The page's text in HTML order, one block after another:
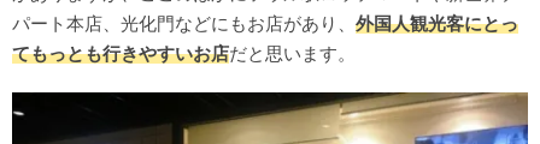
パート本店、光化門などにもお店があり、 外国人観光客にとっ
てもっとも行きやすいお店だと思います。